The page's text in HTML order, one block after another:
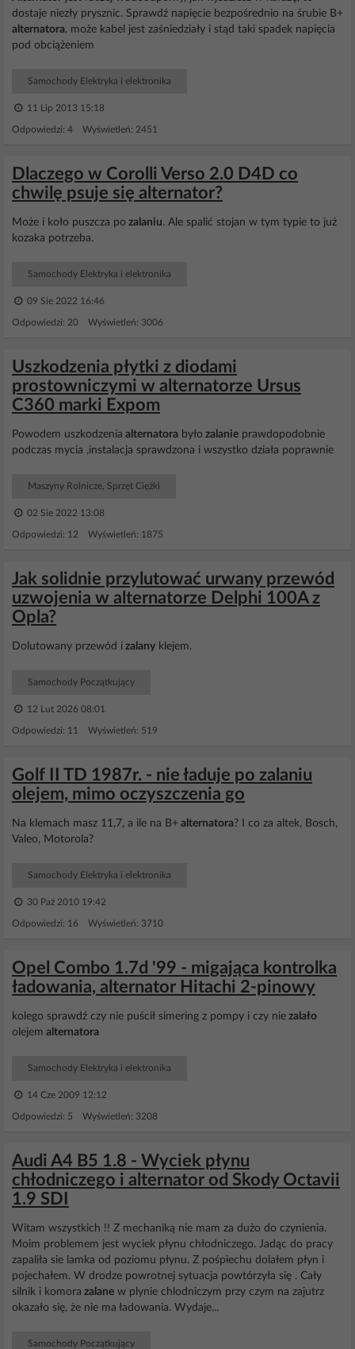
dostaje niezły prysznic. Sprawdź napięcie bezpośrednio na śrubie B+
alternatora, może kabel jest zaśniedziały i stąd taki spadek napięcia
pod obciążeniem
Samochody Elektryka i elektronika
11 Lip 2013 15:18
Odpowiedzi: 4 Wyświetleń: 2451
Dlaczego w Corolli Verso 2.0 D4D co
chwilę psuje się alternator?
Może i koło puszcza po zalaniu. Ale spalić stojan w tym typie to już
kozaka potrzeba.
Samochody Elektryka i elektronika
09 Sie 2022 16:46
Odpowiedzi: 20 Wyświetleń: 3006
Uszkodzenia płytki z diodami
prostowniczymi w alternatorze Ursus
C360 marki Expom
Powodem uszkodzenia alternatora było zalanie prawdopodobnie
podczas mycia ,instalacja sprawdzona i wszystko działa poprawnie
Maszyny Rolnicze, Sprzęt Ciężki
02 Sie 2022 13:08
Odpowiedzi: 12 Wyświetleń: 1875
Jak solidnie przylutować urwany przewód
uzwojenia w alternatorze Delphi 100A z
Opla?
Dolutowany przewód i zalany klejem.
Samochody Początkujący
12 Lut 2026 08:01
Odpowiedzi: 11 Wyświetleń: 519
Golf II TD 1987r. - nie ładuje po zalaniu
olejem, mimo oczyszczenia go
Na klemach masz 11,7, a ile na B+ alternatora? I co za altek, Bosch,
Valeo, Motorola?
Samochody Elektryka i elektronika
30 Paź 2010 19:42
Odpowiedzi: 16 Wyświetleń: 3710
Opel Combo 1.7d '99 - migająca kontrolka
ładowania, alternator Hitachi 2-pinowy
kolego sprawdź czy nie puścił simering z pompy i czy nie zalało
olejem alternatora
Samochody Elektryka i elektronika
14 Cze 2009 12:12
Odpowiedzi: 5 Wyświetleń: 3208
Audi A4 B5 1.8 - Wyciek płynu
chłodniczego i alternator od Skody Octavii
1.9 SDI
Witam wszystkich !! Z mechaniką nie mam za dużo do czynienia.
Moim problemem jest wyciek płynu chłodniczego. Jadąc do pracy
zapaliła sie lamka od poziomu płynu. Z pośpiechu dolałem płyn i
pojechałem. W drodze powrotnej sytuacja powtórzyła się . Cały
silnik i komora zalane w plynie chlodniczym przy czym na zajutrz
okazało się, że nie ma ładowania. Wydaje...
Samochody Początkujący